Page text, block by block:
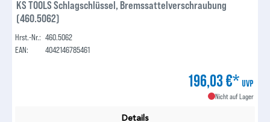
KS TOOLS Schlagschlüssel, Bremssattelverschraubung
(460.5062)
Hrst.-Nr.: 460.5062
EAN:
4042146785461
196,03 €* UVP
Nicht auf Lager
Details